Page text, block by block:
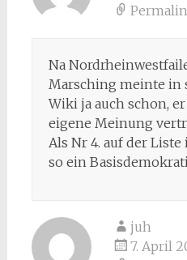
Na
Marsching meinte in
Wiki ja auch schon,
eigene Meinung
Als Nr 4. auf der
so ein
juh
7. April